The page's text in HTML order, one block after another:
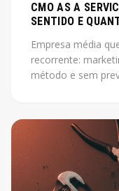
CMO AS A
SENTIDO E
Empresa média
recorrente:
método e sem
quanto custa na